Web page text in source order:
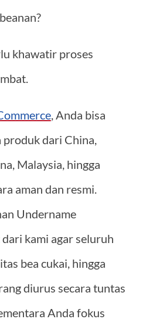
khawatir proses
, Anda bisa
produk dari China,
Malaysia, hingga
aman dan resmi.
Undername
kami agar seluruh
bea cukai, hingga
diurus secara tuntas
Anda fokus